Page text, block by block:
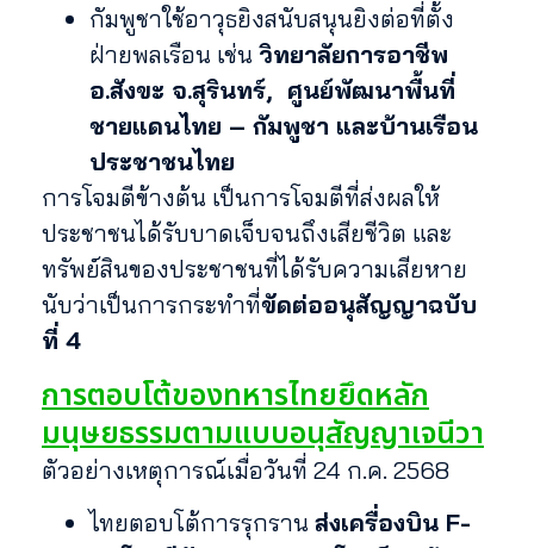
กัมพูชาใช้อาวุธยิงสนับสนุนยิงต่อที่ตั้ง
ฝ่ายพลเรือน เช่น วิทยาลัยการอาชีพ
อ.สังขะ จ.สุรินทร์, ศูนย์พัฒนาพื้นที่
ชายแดนไทย – กัมพูชา และบ้านเรือน
ประชาชนไทย
การโจมตีข้างต้น เป็นการโจมตีที่ส่งผลให้
ประชาชนได้รับบาดเจ็บจนถึงเสียชีวิต และ
ทรัพย์สินของประชาชนที่ได้รับความเสียหาย
นับว่าเป็นการกระทำที่ขัดต่ออนุสัญญาฉบับ
ที่ 4
การตอบโต้ของทหารไทยยึดหลัก
มนุษยธรรมตามแบบอนุสัญญาเจนีวา
ตัวอย่างเหตุการณ์เมื่อวันที่ 24 ก.ค. 2568
ไทยตอบโต้การรุกราน ส่งเครื่องบิน F-